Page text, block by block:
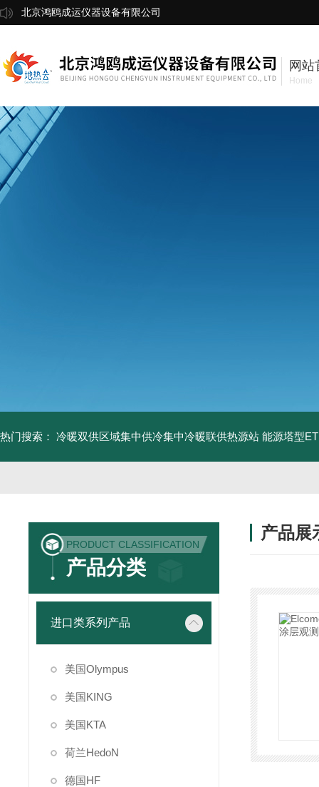
北京鸿鸥成运仪器设备有限公司
网站
Home
热门搜索： 冷暖双供区域集中供冷集中冷暖联供热源站 能源塔型
PRODUCT CLASSIFICATION
产品分类
进口类系列产品
美国Olympus
美国KING
美国KTA
荷兰HedoN
德国HF
产品展